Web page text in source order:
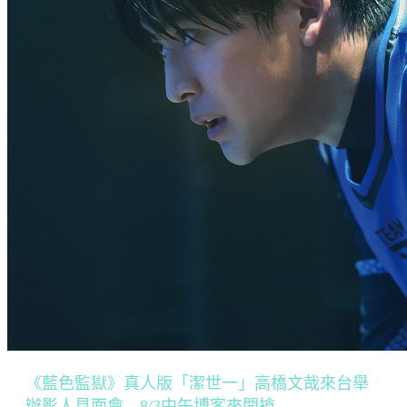
《藍色監獄》真人版「潔世一」高橋文哉來台舉